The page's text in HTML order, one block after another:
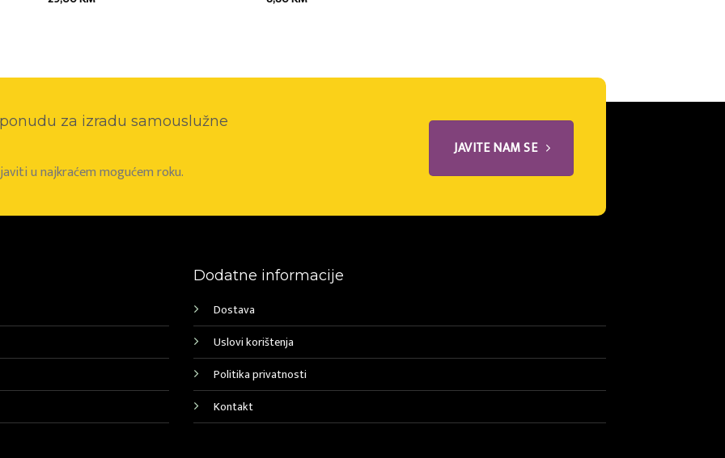
za izradu samouslužne
u najkraćem mogućem roku.
JAVITE NAM SE
Dodatne informacije
Dostava
Uslovi korištenja
Politika privatnosti
Kontakt